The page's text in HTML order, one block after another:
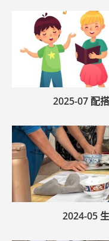
2025-07 配
2024-05